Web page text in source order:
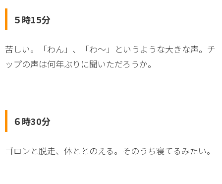
５時15分
苦しい。「わん」、「わ～」というような大きな声。チ
ップの声は何年ぶりに聞いただろうか。
６時30分
ゴロンと脱走、体ととのえる。そのうち寝てるみたい。